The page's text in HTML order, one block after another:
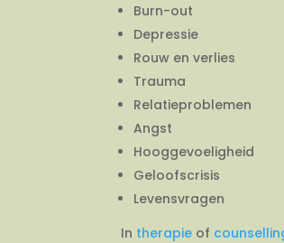
Burn-out
Depressie
Rouw en verlies
Trauma
Relatieproblemen
Angst
Hooggevoeligheid
Geloofscrisis
Levensvragen
In therapie of